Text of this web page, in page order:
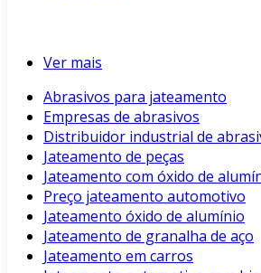
Ver mais
Abrasivos para jateamento
Empresas de abrasivos
Distribuidor industrial de
Jateamento de peças
Jateamento com óxido de
Preço jateamento automotivo
Jateamento óxido de alumínio
Jateamento de granalha de aço
Jateamento em carros